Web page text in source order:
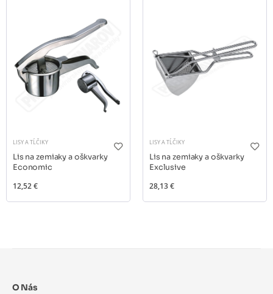
LISY A TĹČIKY
Lis na zemiaky a oškvarky
Economic
12,52 €
LISY A TĹČIKY
Lis na zemiaky a oškvarky
Exclusive
28,13 €
O Nás